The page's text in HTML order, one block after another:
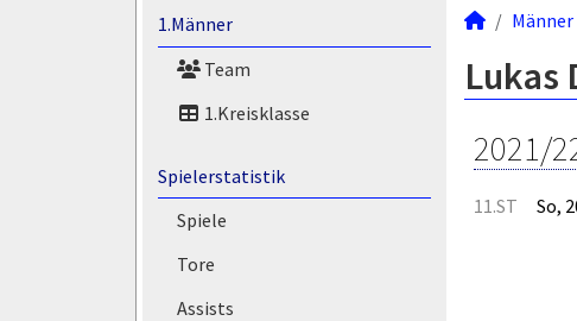
1.Männer
Team
1.Kreisklasse
Spielerstatistik
Spiele
Tore
Assists
Männer
Lukas
2021/
11.ST So,